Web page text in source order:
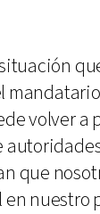
volver a
que
nuestro